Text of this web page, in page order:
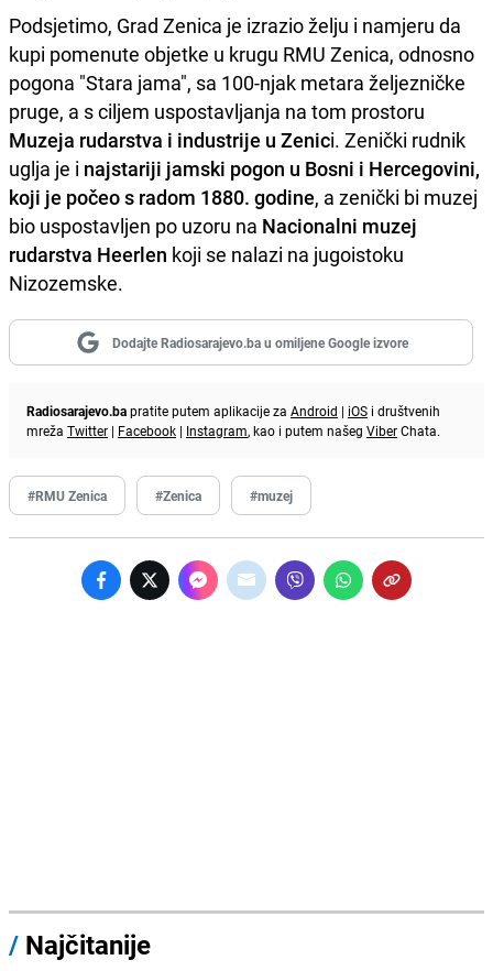
Podsjetimo, Grad Zenica je izrazio želju i namjeru da
kupi pomenute objetke u krugu RMU Zenica, odnosno
pogona "Stara jama", sa 100-njak metara željezničke
pruge, a s ciljem uspostavljanja na tom prostoru
Muzeja rudarstva i industrije u Zenici. Zenički rudnik
uglja je i najstariji jamski pogon u Bosni i Hercegovini,
koji je počeo s radom 1880. godine, a zenički bi muzej
bio uspostavljen po uzoru na Nacionalni muzej
rudarstva Heerlen koji se nalazi na jugoistoku
Nizozemske.
Dodajte Radiosarajevo.ba u omiljene Google izvore
Radiosarajevo.bapratite putem aplikacije za Android | iOS i društvenih
mreža Twitter | Facebook | Instagram, kao i putem našeg ViberChata.
#RMU Zenica #Zenica #muzej
/ Najčitanije